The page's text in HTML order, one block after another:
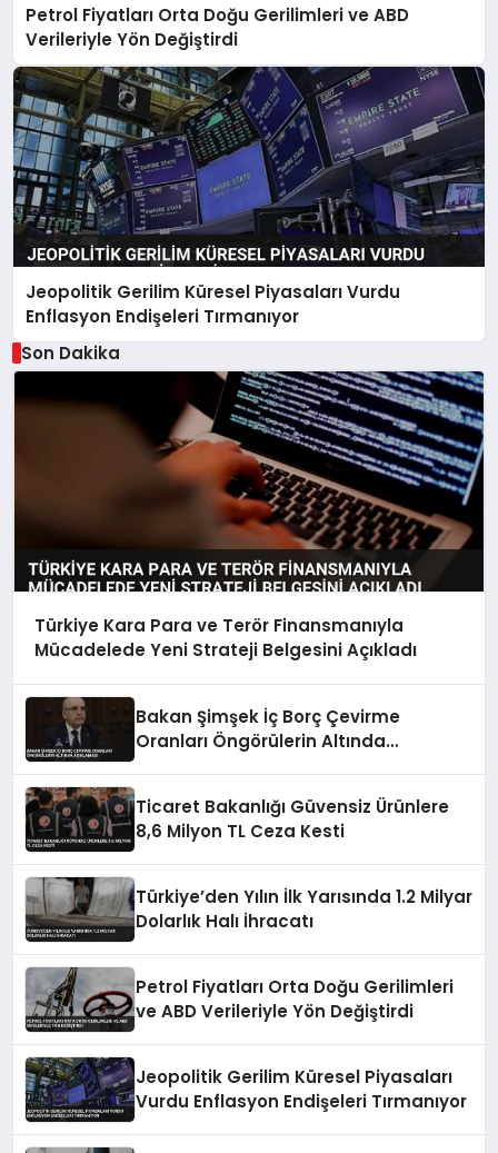
Petrol Fiyatları Orta Doğu Gerilimleri ve ABD
Verileriyle Yön Değiştirdi
Jeopolitik Gerilim Küresel Piyasaları Vurdu
Enflasyon Endişeleri Tırmanıyor
Son Dakika
Türkiye Kara Para ve Terör Finansmanıyla
Mücadelede Yeni Strateji Belgesini Açıkladı
Bakan Şimşek İç Borç Çevirme
Oranları Öngörülerin Altında
Ticaret Bakanlığı Güvensiz Ürünlere
8,6 Milyon TL Ceza Kesti
Türkiye’den Yılın İlk Yarısında 1.2 Milyar
Dolarlık Halı İhracatı
Petrol Fiyatları Orta Doğu Gerilimleri
ve ABD Verileriyle Yön Değiştirdi
Jeopolitik Gerilim Küresel Piyasaları
Vurdu Enflasyon Endişeleri Tırmanıyor